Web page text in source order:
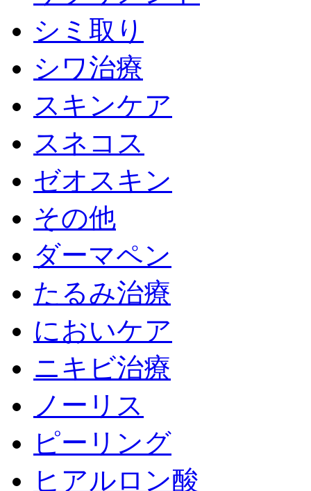
シミ取り
シワ治療
スキンケア
スネコス
ゼオスキン
その他
ダーマペン
たるみ治療
においケア
ニキビ治療
ノーリス
ピーリング
ヒアルロン酸